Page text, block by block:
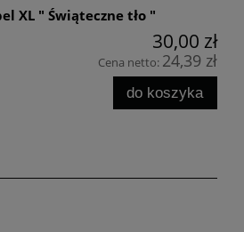
XL " Świąteczne tło "
30,00 zł
Cena netto: 24,39 zł
do koszyka